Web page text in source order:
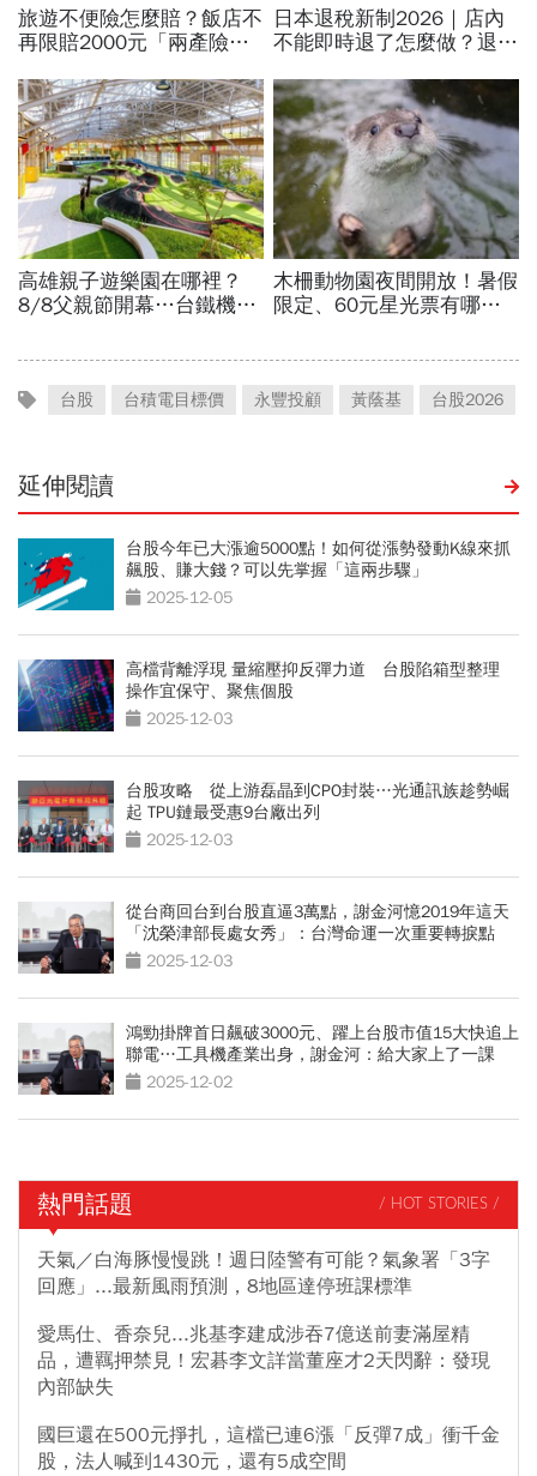
台股 台積電目標價 永豐投顧 黃蔭基 台股2026
延伸閱讀
台股今年已大漲逾5000點！如何從漲勢發動K線來抓
飆股、賺大錢？可以先掌握「這兩步驟」
2025-12-05
高檔背離浮現 量縮壓抑反彈力道 台股陷箱型整理
操作宜保守、聚焦個股
2025-12-03
台股攻略 從上游磊晶到CPO封裝…光通訊族趁勢崛
起 TPU鏈最受惠9台廠出列
2025-12-03
從台商回台到台股直逼3萬點，謝金河憶2019年這天
「沈榮津部長處女秀」：台灣命運一次重要轉捩點
2025-12-03
鴻勁掛牌首日飆破3000元、躍上台股市值15大快追上
聯電…工具機產業出身，謝金河：給大家上了一課
2025-12-02
熱門話題 / HOT STORIES /
天氣／白海豚慢慢跳！週日陸警有可能？氣象署「3字
回應」...最新風雨預測，8地區達停班課標準
愛馬仕、香奈兒...兆基李建成涉吞7億送前妻滿屋精
品，遭羈押禁見！宏碁李文詳當董座才2天閃辭：發現
內部缺失
國巨還在500元掙扎，這檔已連6漲「反彈7成」衝千金
股，法人喊到1430元，還有5成空間